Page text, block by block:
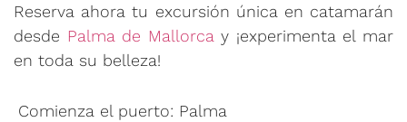
Reserva ahora tu excursión única en catamarán
desde Palma de Mallorca y ¡experimenta el mar
en toda su belleza!
Comienza el puerto: Palma